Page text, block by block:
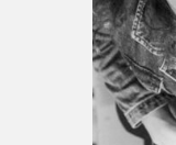
Espace médias